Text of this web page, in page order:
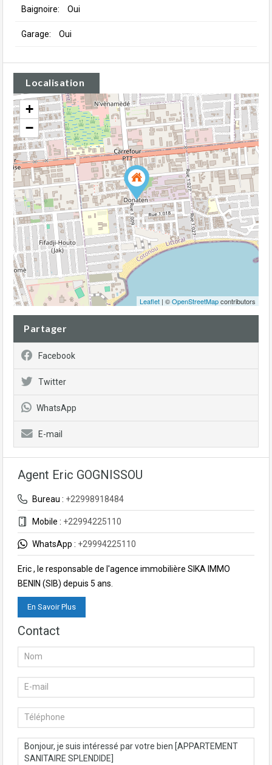
Baignoire: Oui
Garage: Oui
Localisation
+
−
Leaflet | ©OpenStreetMapcontributors
Partager
Facebook
Twitter
WhatsApp
E-mail
Agent Eric GOGNISSOU
Bureau : +22998918484
Mobile : +22994225110
WhatsApp : +29994225110
Eric , le responsable de l'agence immobilière SIKA IMMO
BENIN (SIB) depuis 5 ans.
En Savoir Plus
Contact